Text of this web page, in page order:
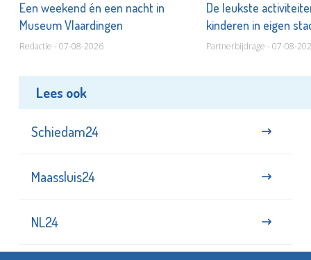
Een weekend én een nacht in
Museum Vlaardingen
Redactie - 07-08-2026
De leukste
kinderen in eigen
Partnerbijdrage - 07-08-
Lees ook
Schiedam24
Maassluis24
NL24